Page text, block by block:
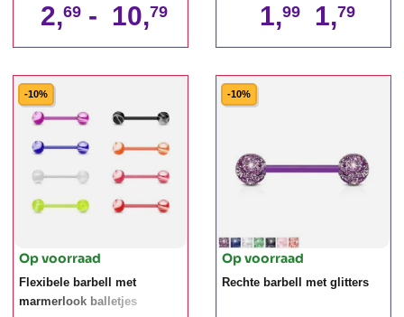
2,69 - 10,79 1,99 1,79
-10%
Op voorraad
Flexibele barbell met
marmerlook balletjes
-10%
Op voorraad
Rechte barbell met glitters